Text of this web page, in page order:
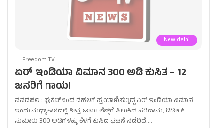
New delhi
Freedom TV
ಏರ್ ಇಂಡಿಯಾ ವಿಮಾನ 300 ಅಡಿ ಕುಸಿತ – 12
ಜನರಿಗೆ ಗಾಯ!
ನವದೆಹಲಿ : ಫುಕೆಟ್‌ನಿಂದ ದೆಹಲಿಗೆ ಪ್ರಯಾಣಿಸುತ್ತಿದ್ದ ಏರ್ ಇಂಡಿಯಾ ವಿಮಾನ
ಇಂದು ಮಧ್ಯಾಕಾಶದಲ್ಲಿ ತೀವ್ರ ಟರ್ಬುಲೆನ್ಸ್‌ಗೆ ಸಿಲುಕಿದ ಪರಿಣಾಮ, ದಿಢೀರ್
ಸುಮಾರು 300 ಅಡಿಗಳಷ್ಟು ಕೆಳಗೆ ಕುಸಿದ ಘಟನೆ ನಡೆದಿದೆ.…